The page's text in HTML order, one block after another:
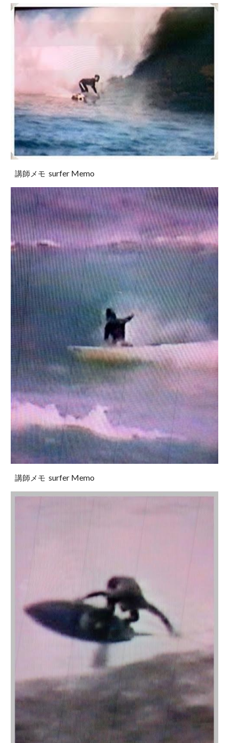
講師メモ surfer Memo
講師メモ surfer Memo